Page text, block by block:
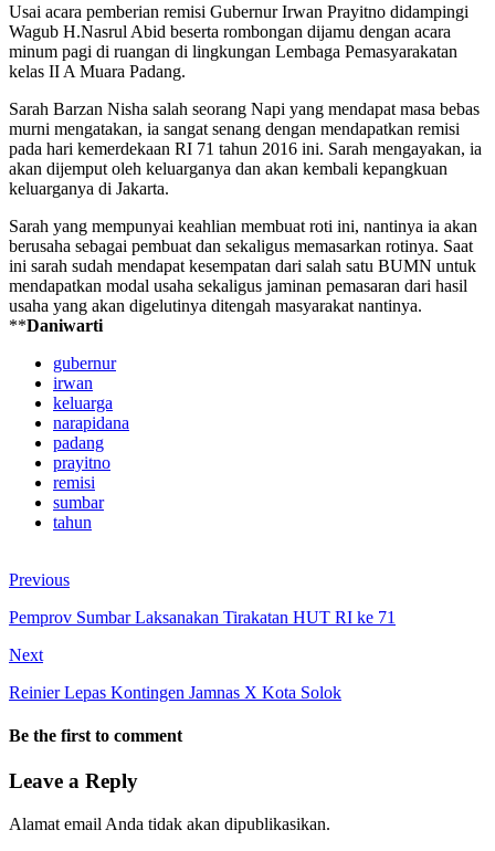
Usai acara pemberian remisi Gubernur Irwan Prayitno didampingi
Wagub H.Nasrul Abid beserta rombongan dijamu dengan acara
minum pagi di ruangan di lingkungan Lembaga Pemasyarakatan
kelas II A Muara Padang.
Sarah Barzan Nisha salah seorang Napi yang mendapat masa bebas
murni mengatakan, ia sangat senang dengan mendapatkan remisi
pada hari kemerdekaan RI 71 tahun 2016 ini. Sarah mengayakan, ia
akan dijemput oleh keluarganya dan akan kembali kepangkuan
keluarganya di Jakarta.
Sarah yang mempunyai keahlian membuat roti ini, nantinya ia akan
berusaha sebagai pembuat dan sekaligus memasarkan rotinya. Saat
ini sarah sudah mendapat kesempatan dari salah satu BUMN untuk
mendapatkan modal usaha sekaligus jaminan pemasaran dari hasil
usaha yang akan digelutinya ditengah masyarakat nantinya.
**Daniwarti
gubernur
irwan
keluarga
narapidana
padang
prayitno
remisi
sumbar
tahun
Previous
Pemprov Sumbar Laksanakan Tirakatan HUT RI ke 71
Next
Reinier Lepas Kontingen Jamnas X Kota Solok
Be the first to comment
Leave a Reply
Alamat email Anda tidak akan dipublikasikan.